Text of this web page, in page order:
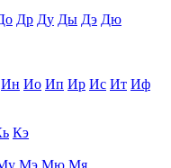
Др Ду Ды Дэ Дю
Ин Ио Ип Ир Ис Ит Иф
Кэ
Мэ Мю Мя